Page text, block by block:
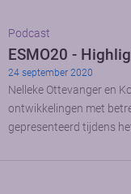
Podcast
ESMO20 -
24 september 2020
Nelleke Ottevanger en
ontwikkelingen met
gepresenteerd tijdens